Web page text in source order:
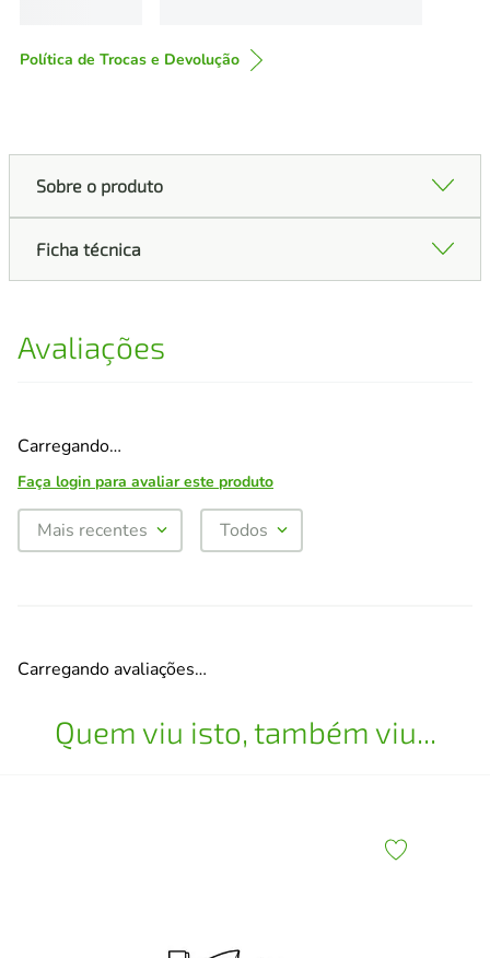
Política de Trocas e Devolução
Sobre o produto
Ficha técnica
Avaliações
Carregando…
Faça login para avaliar este produto
Mais recentes Todos
Carregando avaliações…
Quem viu isto, também viu...